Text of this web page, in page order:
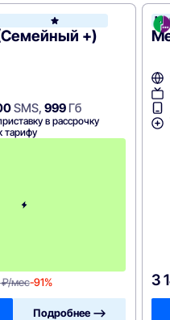
+)
SMS, 999Гб
в рассрочку
тарифу
₽/мес-91%
Подробнее —>
3